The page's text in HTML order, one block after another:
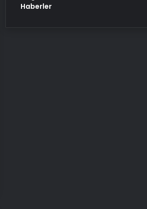
Haberler